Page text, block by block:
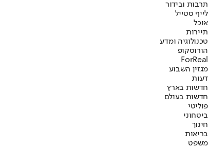
תרבות ובידור
לייף סטייל
אוכל
תיירות
טכנולוגיה ומדע
הורוסקופ
ForReal
מגזין השבוע
דעות
חדשות בארץ
חדשות בעולם
פוליטי
ביטחוני
חינוך
בריאות
משפט